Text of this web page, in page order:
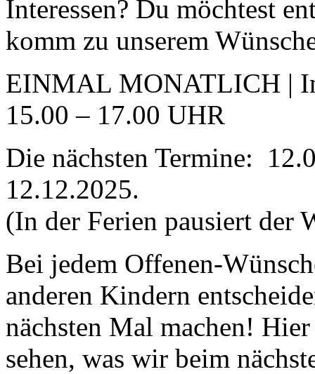
Interessen? Du möchtest
komm zu unserem
EINMAL MONATLICH |
15.00 – 17.00 UHR
Die nächsten Termine:
12.12.2025.
(In der Ferien pausiert der
Bei jedem Offenen-
anderen Kindern
nächsten Mal machen!
sehen, was wir beim